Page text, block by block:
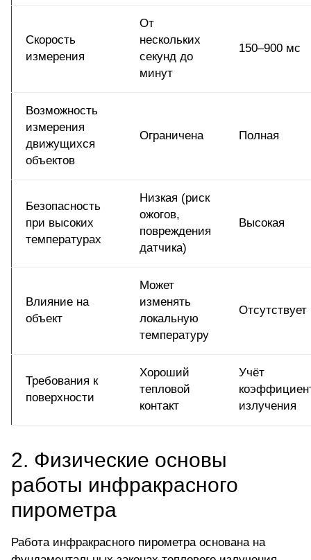
Скорость
измерения
От
нескольких
секунд до
минут
150–900 мс
Возможность
измерения
движущихся
объектов
Ограничена Полная
Безопасность
при высоких
температурах
Низкая (риск
ожогов,
повреждения
датчика)
Высокая
Влияние на
объект
Может
изменять
локальную
температуру
Отсутствует
Требования к
поверхности
Хороший
тепловой
контакт
Учёт
излучения
2. Физические основы
работы инфракрасного
пирометра
Работа инфракрасного пирометра основана на